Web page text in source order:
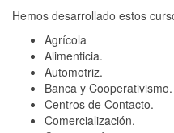
Hemos desarrollado estos
Agrícola
Alimenticia.
Automotriz.
Banca y Cooperativismo.
Centros de Contacto.
Comercialización.